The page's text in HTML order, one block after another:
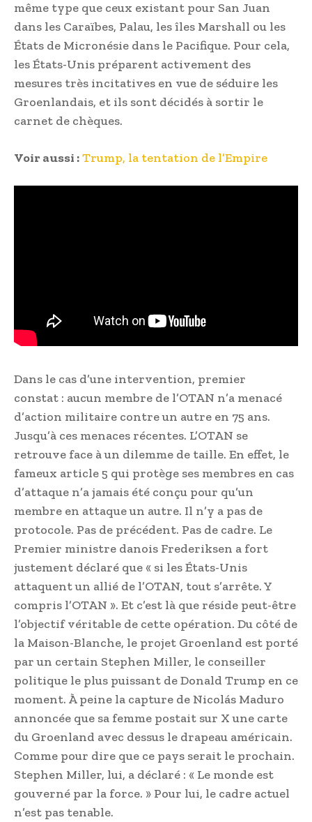
même type que ceux existant pour San Juan
dans les Caraïbes, Palau, les îles Marshall ou les
États de Micronésie dans le Pacifique. Pour cela,
les États-Unis préparent activement des
mesures très incitatives en vue de séduire les
Groenlandais, et ils sont décidés à sortir le
carnet de chèques.
Voir aussi :Trump, la tentation de l’Empire
Dans le cas d’une intervention, premier
constat : aucun membre de l’OTAN n’a menacé
d’action militaire contre un autre en 75 ans.
Jusqu’à ces menaces récentes. L’OTAN se
retrouve face à un dilemme de taille. En effet, le
fameux article 5 qui protège ses membres en cas
d’attaque n’a jamais été conçu pour qu’un
membre en attaque un autre. Il n’y a pas de
protocole. Pas de précédent. Pas de cadre. Le
Premier ministre danois Frederiksen a fort
justement déclaré que « si les États-Unis
attaquent un allié de l’OTAN, tout s’arrête. Y
compris l’OTAN ». Et c’est là que réside peut-être
l’objectif véritable de cette opération. Du côté de
la Maison-Blanche, le projet Groenland est porté
par un certain Stephen Miller, le conseiller
politique le plus puissant de Donald Trump en ce
moment. À peine la capture de Nicolás Maduro
annoncée que sa femme postait sur X une carte
du Groenland avec dessus le drapeau américain.
Comme pour dire que ce pays serait le prochain.
Stephen Miller, lui, a déclaré : « Le monde est
gouverné par la force. » Pour lui, le cadre actuel
n’est pas tenable.